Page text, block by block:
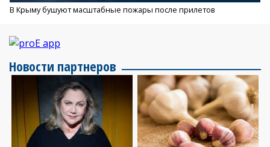
В Крыму бушуют масштабные пожары после прилетов
Новости партнеров